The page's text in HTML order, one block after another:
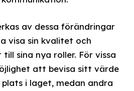
av dessa förändringar
visa sin kvalitet och
till sina nya roller. För vissa
att bevisa sitt värde
i laget, medan andra